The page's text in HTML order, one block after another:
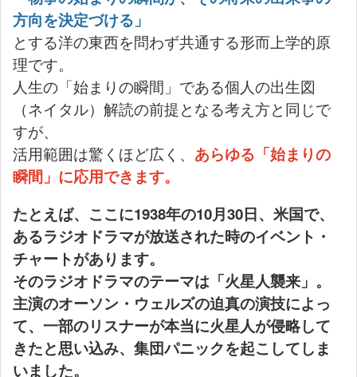
方向を決定づける」
とする洋の東西を問わず共通する形而上学的原
理です。
人生の「始まりの瞬間」である個人の出生図
（ネイタル）解読の前提となる考え方と同じで
すが、
活用範囲は驚くほど広く、 あらゆる「始まりの
瞬間」に応用できます。
たとえば、ここに1938年の10月30日、米国で、
あるラジオドラマが放送された時のイベント・
チャートがあります。
そのラジオドラマのテーマは「火星人襲来」。
主演のオーソン・ウェルズの迫真の演技によっ
て、一部のリスナーが本当に火星人が侵略して
きたと思い込み、集団パニックを起こしてしま
いました。